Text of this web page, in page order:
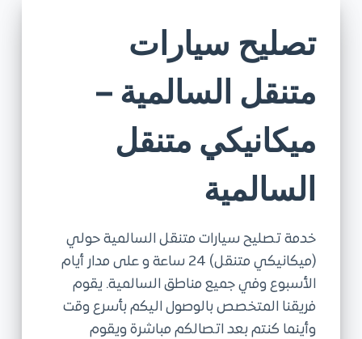
تصليح سيارات
متنقل السالمية –
ميكانيكي متنقل
السالمية
خدمة تصليح سيارات متنقل السالمية حولي
(ميكانيكي متنقل) 24 ساعة و على مدار أيام
الأسبوع وفي جميع مناطق السالمية. يقوم
فريقنا المتخصص بالوصول اليكم بأسرع وقت
وأينما كنتم بعد اتصالكم مباشرة ويقوم